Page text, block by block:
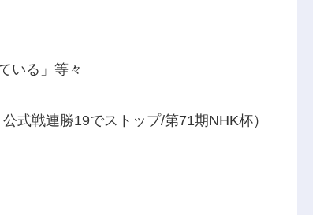
いる」等々
式戦連勝19でストップ/第71期NHK杯）